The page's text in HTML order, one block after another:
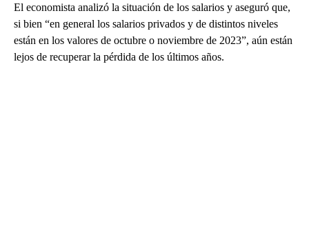
El economista analizó la situación de los salarios y aseguró que,
si bien “en general los salarios privados y de distintos niveles
están en los valores de octubre o noviembre de 2023”, aún están
lejos de recuperar la pérdida de los últimos años.